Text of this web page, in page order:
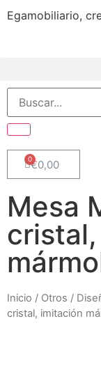
Egamobiliario,
€0,00
Mesa
Inicio / Otros /
cristal, imitación